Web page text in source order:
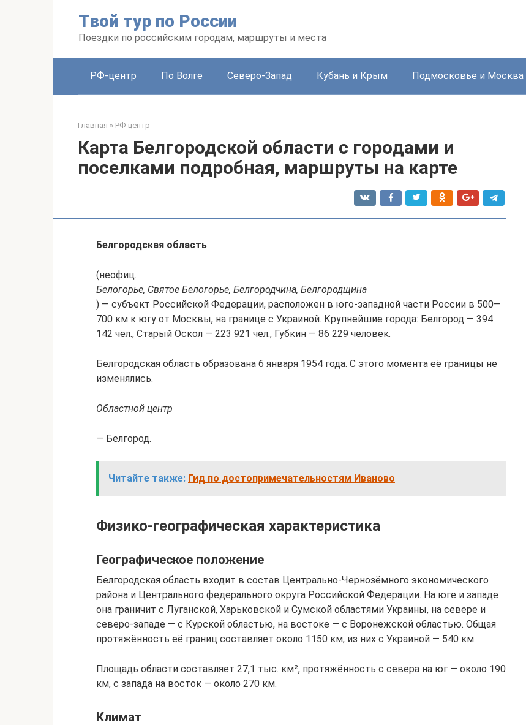
Твой тур по России
Поездки по российским городам, маршруты и места
РФ-центр По Волге Северо-Запад Кубань и Крым Подмосковье и Москва
Главная » РФ-центр
Карта Белгородской области с городами и
поселками подробная, маршруты на карте
Белгородская область
(неофиц.
Белогорье, Святое Белогорье, Белгородчина, Белгородщина
) — субъект Российской Федерации, расположен в юго-западной части России в 500—
700 км к югу от Москвы, на границе с Украиной. Крупнейшие города: Белгород — 394
142 чел., Старый Оскол — 223 921 чел., Губкин — 86 229 человек.
Белгородская область образована 6 января 1954 года. С этого момента её границы не
изменялись.
Областной центр
— Белгород.
Читайте также: Гид по достопримечательностям Иваново
Физико-географическая характеристика
Географическое положение
Белгородская область входит в состав Центрально-Чернозёмного экономического
района и Центрального федерального округа Российской Федерации. На юге и западе
она граничит с Луганской, Харьковской и Сумской областями Украины, на севере и
северо-западе — с Курской областью, на востоке — с Воронежской областью. Общая
протяжённость её границ составляет около 1150 км, из них с Украиной — 540 км.
Площадь области составляет 27,1 тыс. км², протяжённость с севера на юг — около 190
км, с запада на восток — около 270 км.
Климат